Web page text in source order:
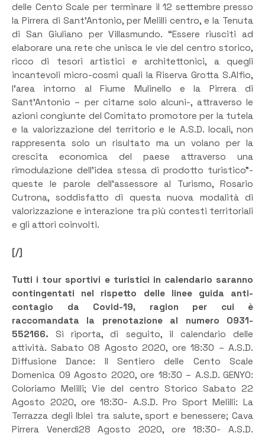
delle Cento Scale per terminare il 12 settembre presso
la Pirrera di Sant’Antonio, per Melilli centro, e la Tenuta
di San Giuliano per Villasmundo. “Essere riusciti ad
elaborare una rete che unisca le vie del centro storico,
ricco di tesori artistici e architettonici, a quegli
incantevoli micro-cosmi quali la Riserva Grotta S.Alfio,
l’area intorno al Fiume Mulinello e la Pirrera di
Sant’Antonio – per citarne solo alcuni-, attraverso le
azioni congiunte del Comitato promotore per la tutela
e la valorizzazione del territorio e le A.S.D. locali, non
rappresenta solo un risultato ma un volano per la
crescita economica del paese attraverso una
rimodulazione dell’idea stessa di prodotto turistico”-
queste le parole dell’assessore al Turismo, Rosario
Cutrona, soddisfatto di questa nuova modalità di
valorizzazione e interazione tra più contesti territoriali
e gli attori coinvolti.
[/]
Tutti i tour sportivi e turistici in calendario saranno
contingentati nel rispetto delle linee guida anti-
contagio da Covid-19, ragion per cui è
raccomandata la prenotazione al numero 0931-
552166. Si riporta, di seguito, il calendario delle
attività. Sabato 08 Agosto 2020, ore 18:30 – A.S.D.
Diffusione Dance: Il Sentiero delle Cento Scale
Domenica 09 Agosto 2020, ore 18:30 – A.S.D. GENYO:
Coloriamo Melilli; Vie del centro Storico Sabato 22
Agosto 2020, ore 18:30- A.S.D. Pro Sport Melilli: La
Terrazza degli Iblei tra salute, sport e benessere; Cava
Pirrera Venerdì28 Agosto 2020, ore 18:30- A.S.D.